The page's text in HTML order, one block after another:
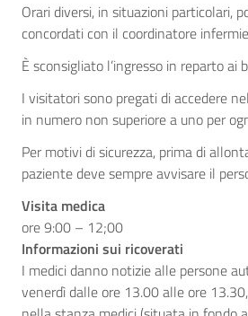
Orari diversi, in situazioni particolari,
concordati con il coordinatore
È sconsigliato l’ingresso in reparto
I visitatori sono pregati di accedere
in numero non superiore a uno per
Per motivi di sicurezza, prima di
paziente deve sempre avvisare il
Visita medica
ore 9:00 – 12;00
Informazioni sui ricoverati
I medici danno notizie alle persone
venerdì dalle ore 13.00 alle ore